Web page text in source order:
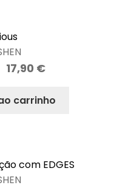
17,90 €
carrinho
com EDGES